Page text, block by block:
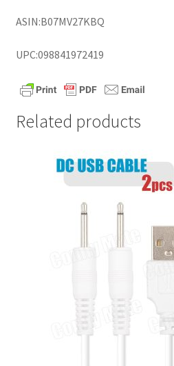
ASIN:B07MV27KBQ
UPC:098841972419
Related products